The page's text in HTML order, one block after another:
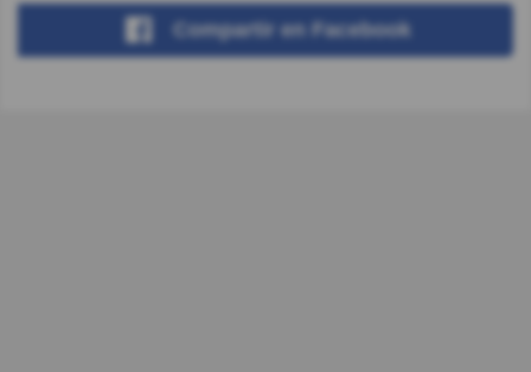
Compartir en Facebook